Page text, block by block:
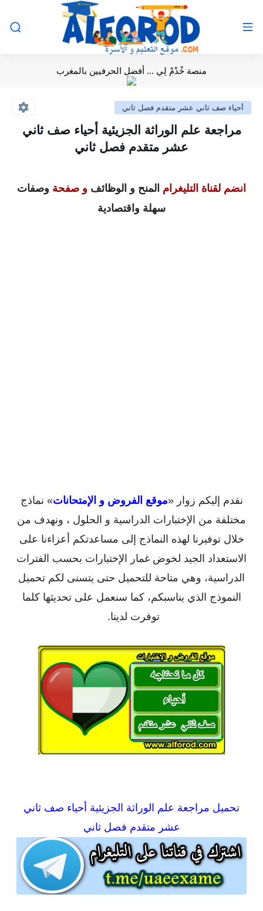
منصة خْدْمْ لِي ... أفضل الحرفيين بالمغرب
أحياء صف ثاني عشر متقدم فصل ثاني
مراجعة علم الوراثة الجزيئية أحياء صف ثاني
عشر متقدم فصل ثاني
انضم لقناة التليغرام المنح و الوظائف و صفحة وصفات
سهلة واقتصادية
نقدم إليكم زوار «موقع الفروض و الإمتحانات» نماذج
مختلفة من الإختبارات الدراسية و الحلول ، ونهدف من
خلال توفيرنا لهذه النماذج إلى مساعدتكم أعزاءنا على
الاستعداد الجيد لخوض غمار الإختبارات بحسب الفترات
الدراسية، وهي متاحة للتحميل حتى يتسنى لكم تحميل
النموذج الذي يناسبكم، كما سنعمل على تحديثها كلما
توفرت لدينا.
تحميل مراجعة علم الوراثة الجزيئية أحياء صف ثاني
عشر متقدم فصل ثاني